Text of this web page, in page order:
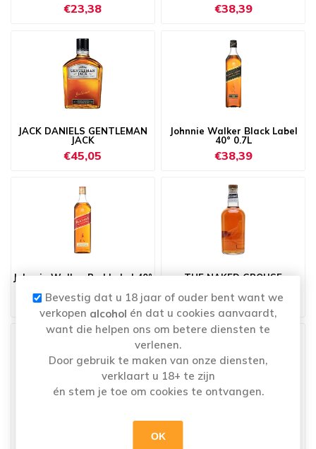
€23,38 €38,39
JACK DANIELS GENTLEMAN
JACK
€45,05
Johnnie Walker Black Label
40° 0.7L
€38,39
Johnnie Walker Red Label 40°
€24,42
THE NAKED GROUSE
€39,88
WILLIAM LAWSON'S 70CL
Bevestig dat u 18 jaar of ouder bent want we
verkopen alcohol én dat u cookies aanvaardt,
want die helpen ons om betere diensten te
verlenen.
Door gebruik te maken van onze diensten,
verklaart u 18+ te zijn
én stem je toe om cookies te ontvangen.
OK